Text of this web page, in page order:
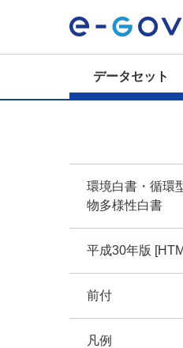
データセット
環境白書・循環
物多様性白書
平成30年版
前付
凡例